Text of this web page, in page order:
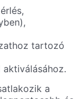
tartozó
a